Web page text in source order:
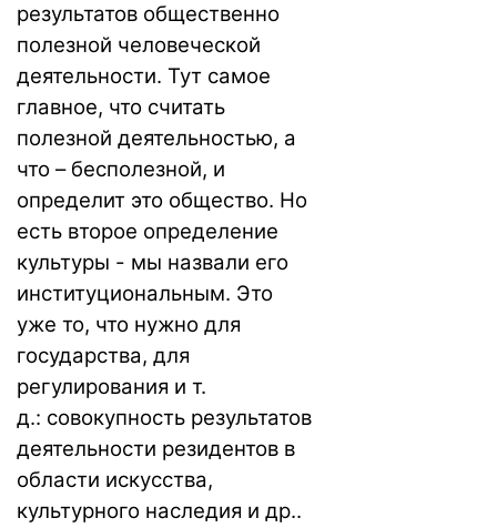
результатов общественно
полезной человеческой
деятельности. Тут самое
главное, что считать
полезной деятельностью, а
что – бесполезной, и
определит это общество. Но
есть второе определение
культуры - мы назвали его
институциональным. Это
уже то, что нужно для
государства, для
регулирования и т.
д.: совокупность результатов
деятельности резидентов в
области искусства,
культурного наследия и др..